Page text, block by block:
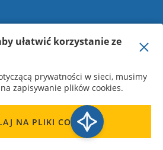
ułatwić korzystanie ze
prywatności w sieci, musimy
zapisywanie plików cookies.
NA PLIKI COOKIE
sp. z o.o., NIP: 7010358362. M.b.